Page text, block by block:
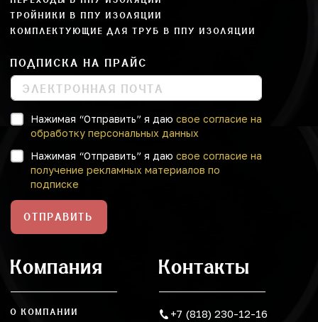
ТРОЙНИКИ В ППУ ИЗОЛЯЦИИ
КОМПЛЕКТУЮЩИЕ ДЛЯ ТРУБ В ППУ ИЗОЛЯЦИИ
ПОДПИСКА НА ПРАЙС
Нажимая “Отправить” я даю свое согласие на
обработку персональных данных
Нажимая “Отправить” я даю свое согласие на
получение рекламных материалов по
подписке
ОТПРАВИТЬ
Компания
О КОМПАНИИ
Контакты
+7 (818) 230-12-16